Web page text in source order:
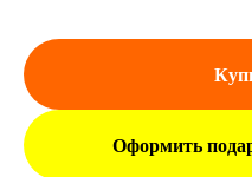
Оформить